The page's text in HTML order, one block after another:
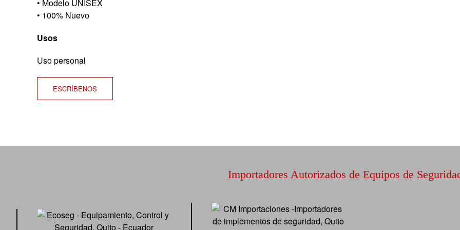
• Modelo UNISEX
• 100% Nuevo
Usos
Uso personal
ESCRÍBENOS
Importadores Autorizados de Equipos de